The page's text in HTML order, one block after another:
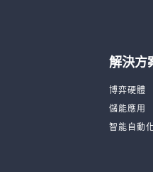
解決方
博弈硬體
儲能應用
智能自動